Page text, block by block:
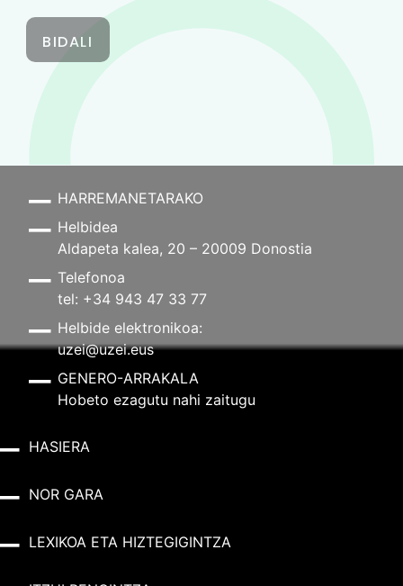
HARREMANETARAKO
Helbidea
Aldapeta kalea, 20 – 20009 Donostia
Telefonoa
tel: +34 943 47 33 77
Helbide elektronikoa:
uzei@uzei.eus
GENERO-ARRAKALA
Hobeto ezagutu nahi zaitugu
HASIERA
NOR GARA
LEXIKOA ETA HIZTEGIGINTZA